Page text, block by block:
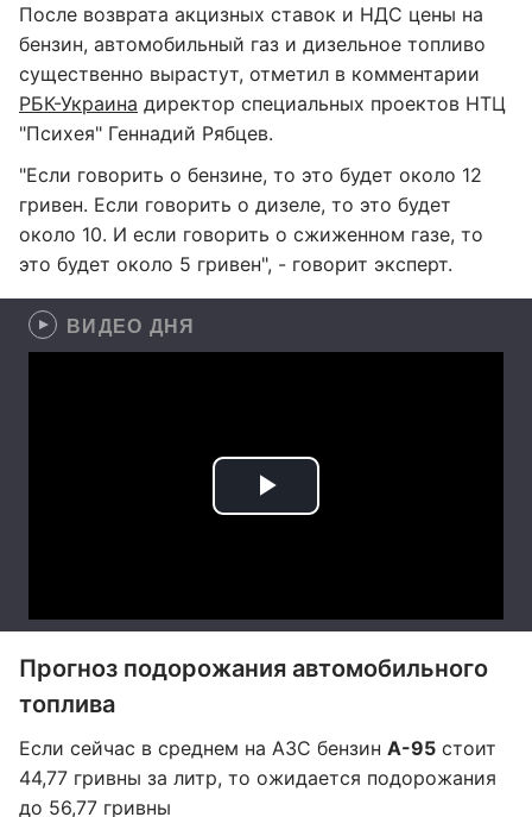
После возврата акцизных ставок и НДС цены на
бензин, автомобильный газ и дизельное топливо
существенно вырастут, отметил в комментарии
РБК-Украина директор специальных проектов НТЦ
"Психея" Геннадий Рябцев.
"Если говорить о бензине, то это будет около 12
гривен. Если говорить о дизеле, то это будет
около 10. И если говорить о сжиженном газе, то
это будет около 5 гривен", - говорит эксперт.
ВИДЕО ДНЯ
Прогноз подорожания автомобильного
топлива
Если сейчас в среднем на АЗС бензин А-95 стоит
44,77 гривны за литр, то ожидается подорожания
до 56,77 гривны